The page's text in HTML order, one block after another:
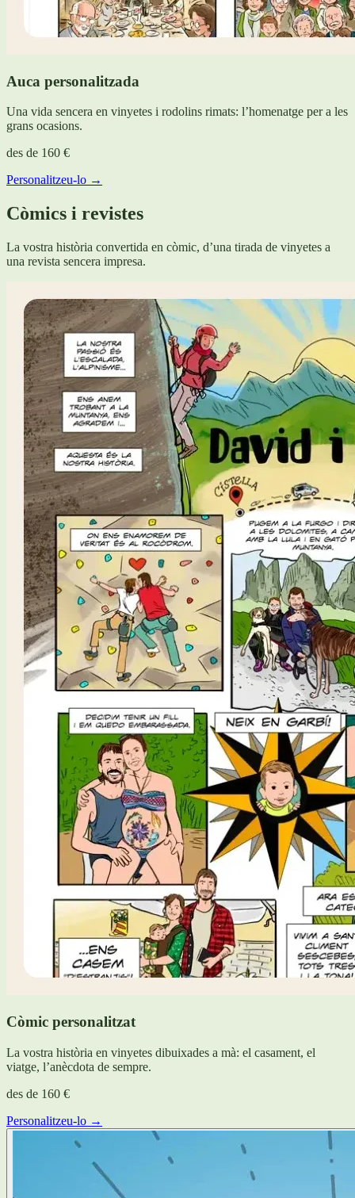
Auca personalitzada
Una vida sencera en vinyetes i rodolins rimats: l’homenatge per a les
grans ocasions.
des de 160 €
Personalitzeu-lo →
Còmics i revistes
La vostra història convertida en còmic, d’una tirada de vinyetes a
una revista sencera impresa.
Còmic personalitzat
La vostra història en vinyetes dibuixades a mà: el casament, el
viatge, l’anècdota de sempre.
des de 160 €
Personalitzeu-lo →